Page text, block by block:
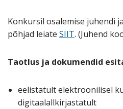
Konkursil osalemise juhendi
põhjad leiate SIIT. (Juhend
Taotlus ja dokumendid
eelistatult elektroonilisel
digitaalallkirjastatult